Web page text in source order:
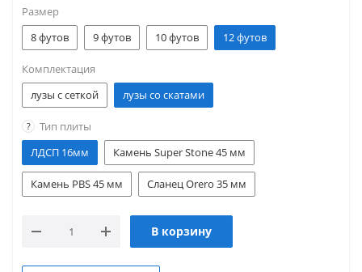
Размер
8 футов
9 футов 10 футов 12 футов
Комплектация
лузы с сеткой
лузы со скатами
?
Тип плиты
ЛДСП 16мм
Камень Super Stone 45 мм
Камень PBS 45 мм Сланец Orero 35 мм
В корзину